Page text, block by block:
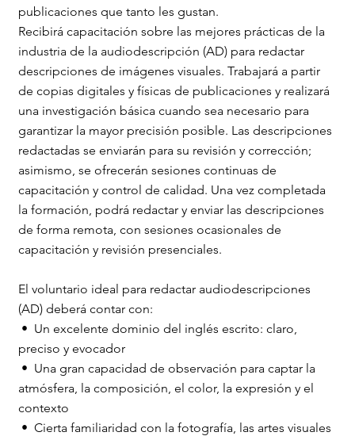
publicaciones que tanto les gustan.
Recibirá capacitación sobre las mejores prácticas de la
industria de la audiodescripción (AD) para redactar
descripciones de imágenes visuales. Trabajará a partir
de copias digitales y físicas de publicaciones y realizará
una investigación básica cuando sea necesario para
garantizar la mayor precisión posible. Las descripciones
redactadas se enviarán para su revisión y corrección;
asimismo, se ofrecerán sesiones continuas de
capacitación y control de calidad. Una vez completada
la formación, podrá redactar y enviar las descripciones
de forma remota, con sesiones ocasionales de
capacitación y revisión presenciales.
El voluntario ideal para redactar audiodescripciones
(AD) deberá contar con:
• Un excelente dominio del inglés escrito: claro,
preciso y evocador
• Una gran capacidad de observación para captar la
atmósfera, la composición, el color, la expresión y el
contexto
• Cierta familiaridad con la fotografía, las artes visuales